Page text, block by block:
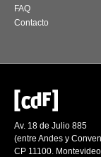
FAQ
Contacto
Av. 18 de Julio 885
(entre Andes y
CP 11100.